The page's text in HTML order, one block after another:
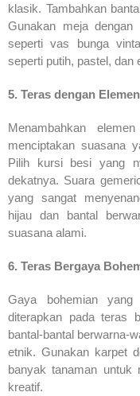
klasik. Tambahkan
Gunakan meja
seperti vas bunga
seperti putih, pastel, dan
5. Teras dengan
Menambahkan
menciptakan suasana
Pilih kursi besi yang
dekatnya. Suara
yang sangat
hijau dan bantal
suasana alami.
6. Teras Bergaya
Gaya bohemian
diterapkan pada teras
bantal-bantal berwarna-
etnik. Gunakan karpet
banyak tanaman untuk
kreatif.